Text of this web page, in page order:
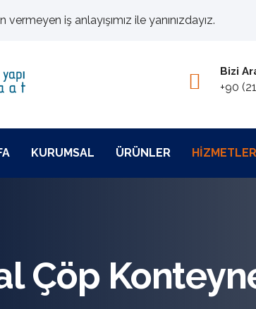
iş anlayışımız ile yanınızdayız.
Bizi
+90
KURUMSAL ÜRÜNLER
Çöp